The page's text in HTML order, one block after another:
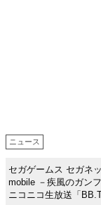
ニュース
セガゲームス セガネ
mobile －疾風のガン
ニコニコ生放送「